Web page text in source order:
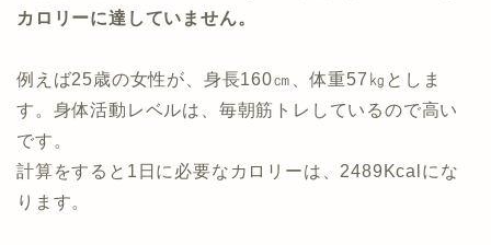
カロリーに達していません。
例えば25歳の女性が、身長160㎝、体重57㎏としま
す。身体活動レベルは、毎朝筋トレしているので高い
です。
計算をすると1日に必要なカロリーは、2489Kcalにな
ります。